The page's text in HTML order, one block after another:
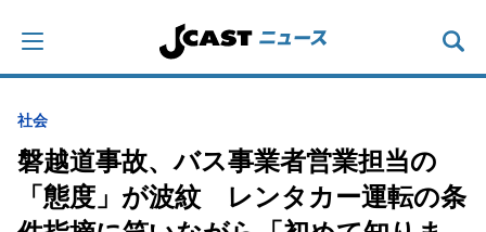
社会
磐越道事故、バス事業者営業担当の
「態度」が波紋 レンタカー運転の条